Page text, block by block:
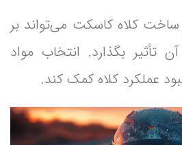
ساخت کلاه کاسکت می‌تواند بر
تأثیر بگذارد. انتخاب مواد
عملکرد کلاه کمک کند.